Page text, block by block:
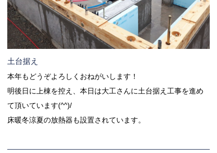
土台据え
本年もどうぞよろしくおねがいします！
明後日に上棟を控え、本日は大工さんに土台据え工事を進め
て頂いています(^^)/
床暖冬涼夏の放熱器も設置されています。